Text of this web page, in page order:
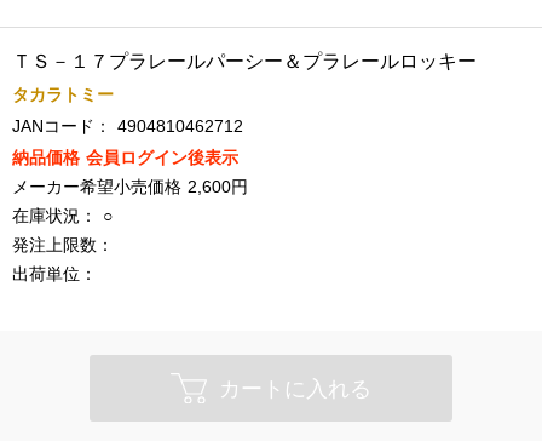
ＴＳ－１７プラレールパーシー＆プラレールロッキー
タカラトミー
JANコード：
4904810462712
納品価格 会員ログイン後表示
メーカー希望小売価格 2,600円
在庫状況：
○
発注上限数：
出荷単位：
カートに入れる